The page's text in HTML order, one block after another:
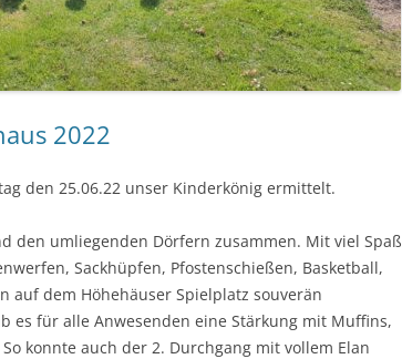
2022
den 25.06.22 unser Kinderkönig ermittelt.
den umliegenden Dörfern zusammen. Mit viel Spaß
Sackhüpfen, Pfostenschießen, Basketball,
auf dem Höhehäuser Spielplatz souverän
es für alle Anwesenden eine Stärkung mit Muffins,
konnte auch der 2. Durchgang mit vollem Elan